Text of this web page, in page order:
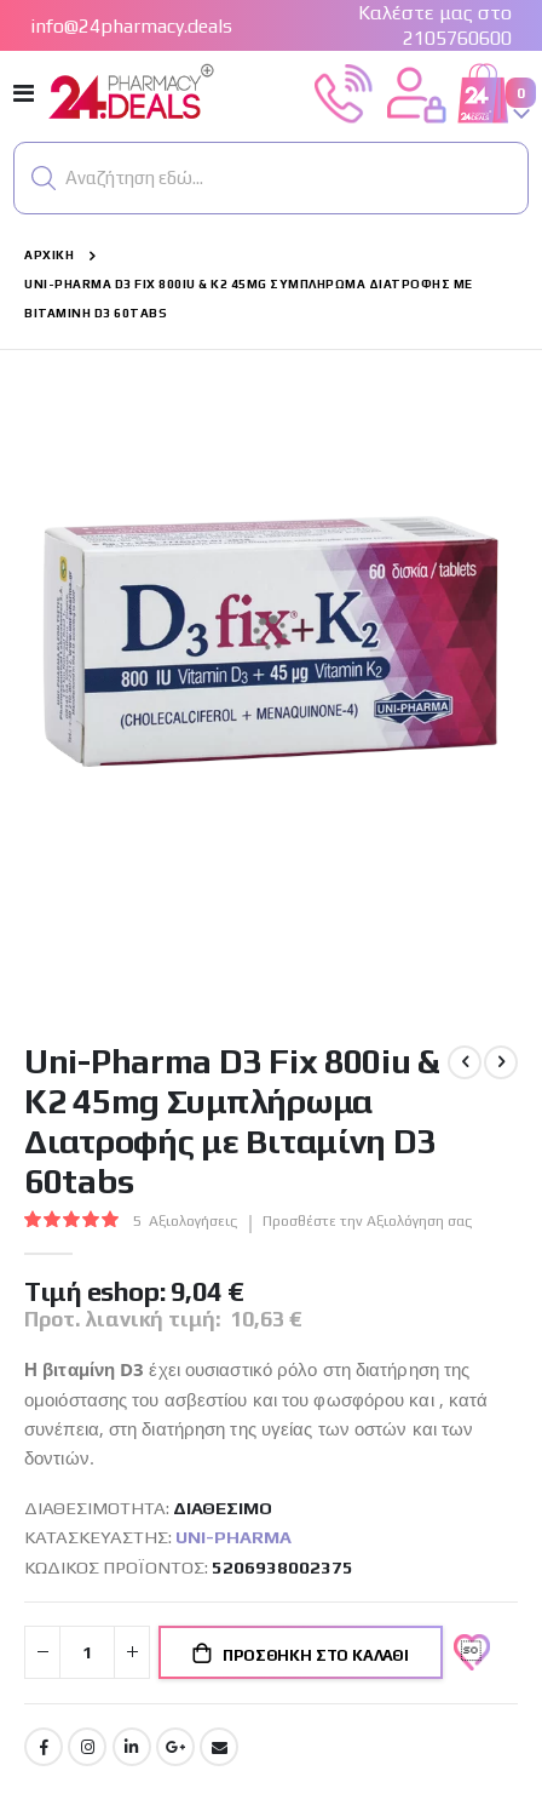
info@24pharmacy.deals
Καλέστε μας στο
2105760600
Εναλλαγή
Πλοήγησης
Cart
0
Αναζήτηση εδώ...
ΑΡΧΙΚΉ
UNI-PHARMA D3 FIX 800IU & K2 45MG ΣΥΜΠΛΉΡΩΜΑ ΔΙΑΤΡΟΦΉΣ ΜΕ
ΒΙΤΑΜΊΝΗ D3 60TABS
εικόνων
στην
της
συλλογής
εικόνων
Uni-Pharma D3 Fix 800iu &
K2 45mg Συμπλήρωμα
Διατροφής με Βιταμίνη D3
60tabs
Βαθμολογία:
5 Αξιολογήσεις Προσθέστε την Αξιολόγηση σας
Tιμή eshop:9,04 €
Προτ. λιανική τιμή: 10,63 €
Η βιταμίνη D3 έχει ουσιαστικό ρόλο στη διατήρηση της
ομοιόστασης του ασβεστίου και του φωσφόρου και , κατά
συνέπεια, στη διατήρηση της υγείας των οστών και των
δοντιών.
ΔΙΑΘΕΣΙΜΌΤΗΤΑ: ΔΙΑΘΈΣΙΜO
ΚΑΤΑΣΚΕΥΑΣΤΉΣ: UNI-PHARMA
ΚΩΔΙΚΌΣ ΠΡΟΪΌΝΤΟΣ 5206938002375
ΠΡΟΣΘΉΚΗ ΣΤΟ ΚΑΛΆΘΙ